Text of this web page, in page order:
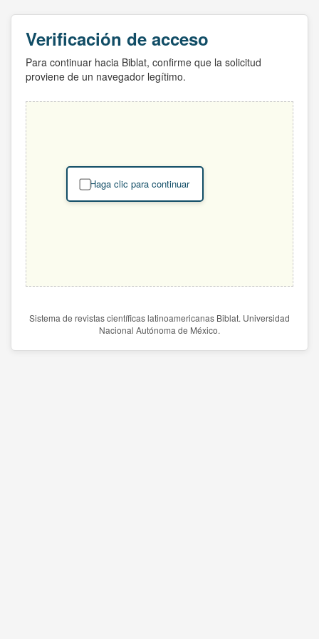
Verificación de acceso
Para continuar hacia Biblat, confirme que la solicitud
proviene de un navegador legítimo.
Haga clic para continuar
Sistema de revistas científicas latinoamericanas Biblat. Universidad
Nacional Autónoma de México.